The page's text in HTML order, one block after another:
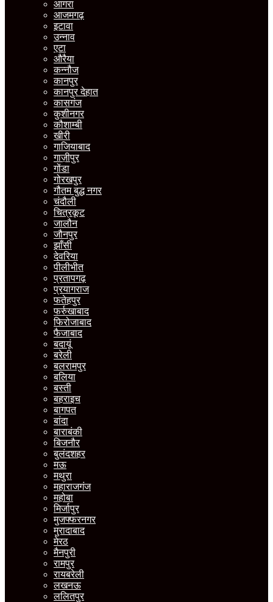
आगरा
आजमगढ़
इटावा
उन्नाव
एटा
औरैया
कन्नौज
कानपुर
कानपुर देहात
कासगंज
कुशीनगर
कौशाम्बी
खीरी
गाजियाबाद
गाज़ीपुर
गोंडा
गोरखपुर
गौतम बुद्ध नगर
चंदौली
चित्रकूट
जालौन
जौनपुर
झाँसी
देवरिया
पीलीभीत
प्रतापगढ़
प्रयागराज
फतेहपुर
फर्रुखाबाद
फिरोजाबाद
फैजाबाद
बदायूं
बरेली
बलरामपुर
बलिया
बस्ती
बहराइच
बागपत
बांदा
बाराबंकी
बिजनौर
बुलंदशहर
मऊ
मथुरा
महाराजगंज
महोबा
मिर्जापुर
मुजफ्फरनगर
मुरादाबाद
मेरठ
मैनपुरी
रामपुर
रायबरेली
लखनऊ
ललितपुर